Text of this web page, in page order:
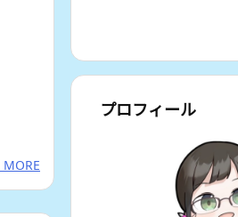
MORE
プロフィール